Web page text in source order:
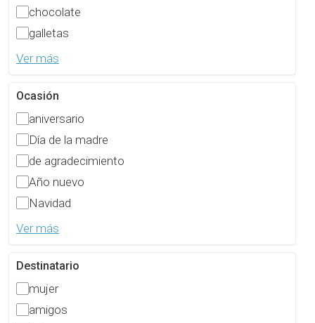
chocolate
galletas
Ver más
Ocasión
aniversario
Día de la madre
de agradecimiento
Año nuevo
Navidad
Ver más
Destinatario
mujer
amigos